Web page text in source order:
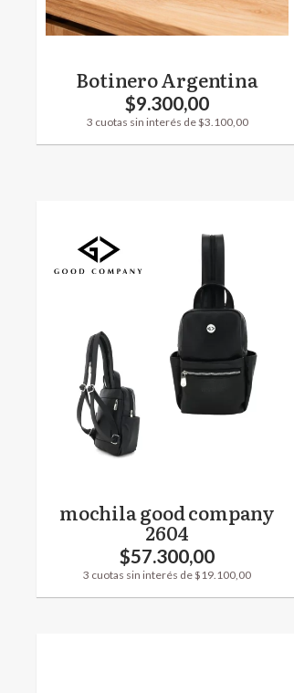
Botinero Argentina
$9.300,00
3 cuotas sin interés de $3.100,00
mochila good company
2604
$57.300,00
3 cuotas sin interés de $19.100,00